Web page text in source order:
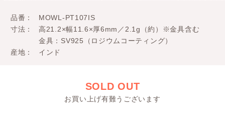
品番
MOWL-PT107IS
寸法
高21.2×幅11.6×厚6mm／2.1g（約）※金具含む
金具：SV925（ロジウムコーティング）
産地
インド
SOLD OUT
お買い上げ有難うございます